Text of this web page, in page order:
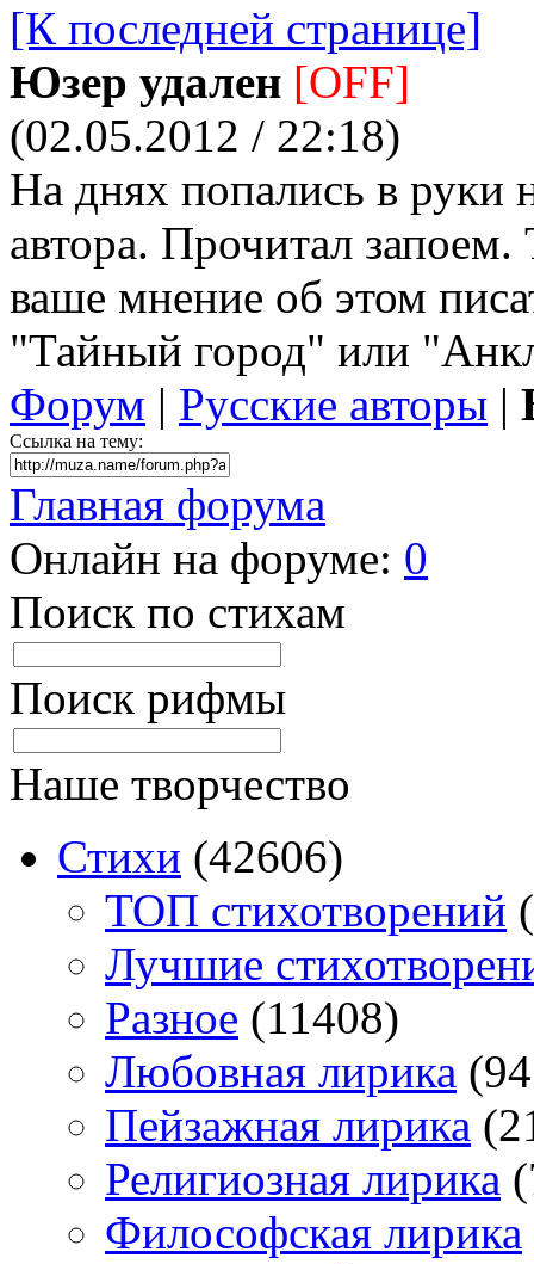
[К последней странице]
Юзер удален [OFF]
(02.05.2012 / 22:18)
На днях попались в руки
автора. Прочитал запоем.
ваше мнение об этом
"Тайный город" или
Форум | Русские авторы |
Ссылка на тему:
Главная форума
Онлайн на форуме: 0
Поиск по стихам
Поиск рифмы
Наше творчество
Стихи (42606)
TOП стихотворений
Лучшие
Разное (11408)
Любовная лирика
Пейзажная лирика
Религиозная лирика
Философская лирика